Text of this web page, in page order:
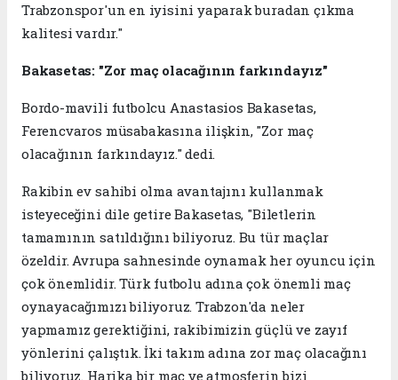
Trabzonspor'un en iyisini yaparak buradan çıkma
kalitesi vardır."
Bakasetas: "Zor maç olacağının farkındayız"
Bordo-mavili futbolcu Anastasios Bakasetas,
Ferencvaros müsabakasına ilişkin, "Zor maç
olacağının farkındayız." dedi.
Rakibin ev sahibi olma avantajını kullanmak
isteyeceğini dile getire Bakasetas, "Biletlerin
tamamının satıldığını biliyoruz. Bu tür maçlar
özeldir. Avrupa sahnesinde oynamak her oyuncu için
çok önemlidir. Türk futbolu adına çok önemli maç
oynayacağımızı biliyoruz. Trabzon'da neler
yapmamız gerektiğini, rakibimizin güçlü ve zayıf
yönlerini çalıştık. İki takım adına zor maç olacağını
biliyoruz. Harika bir maç ve atmosferin bizi